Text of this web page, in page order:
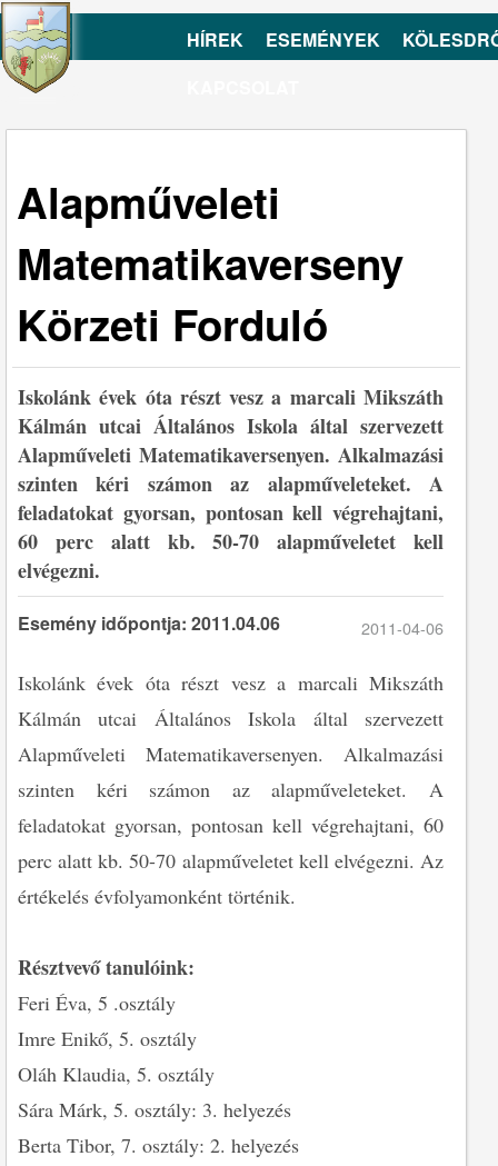
HÍREK ESEMÉNYEK
Alapműveleti
Matematikaverseny
Körzeti Forduló
Iskolánk évek óta részt vesz a marcali Mikszáth
Kálmán utcai Általános Iskola által szervezett
Alapműveleti Matematikaversenyen. Alkalmazási
szinten kéri számon az alapműveleteket. A
feladatokat gyorsan, pontosan kell végrehajtani,
60 perc alatt kb. 50-70 alapműveletet kell
elvégezni.
Esemény időpontja: 2011.04.06 2011-04-06
Iskolánk évek óta részt vesz a marcali Mikszáth
Kálmán utcai Általános Iskola által szervezett
Alapműveleti Matematikaversenyen. Alkalmazási
szinten kéri számon az alapműveleteket. A
feladatokat gyorsan, pontosan kell végrehajtani, 60
perc alatt kb. 50-70 alapműveletet kell elvégezni. Az
értékelés évfolyamonként történik.
Résztvevő tanulóink:
Feri Éva, 5 .osztály
Imre Enikő, 5. osztály
Oláh Klaudia, 5. osztály
Sára Márk, 5. osztály: 3. helyezés
Berta Tibor, 7. osztály: 2. helyezés